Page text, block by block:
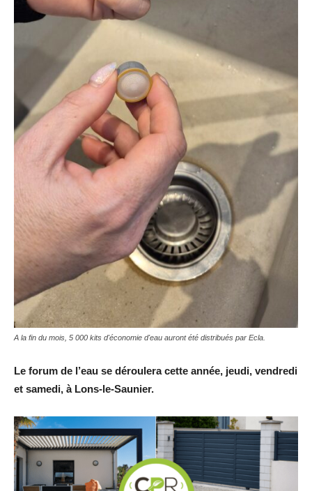
A la fin du mois, 5 000 kits d'économie d'eau auront été distribués par Ecla.
Le forum de l’eau se déroulera cette année, jeudi, vendredi
et samedi, à Lons-le-Saunier.